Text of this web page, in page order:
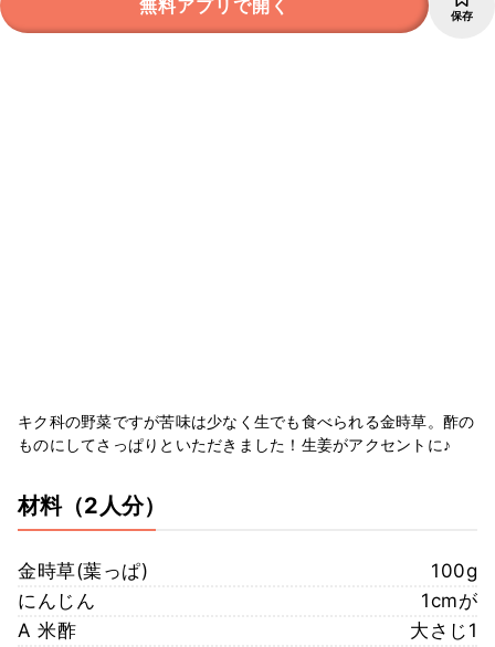
無料アプリで開く 保存
キク科の野菜ですが苦味は少なく生でも食べられる金時草。酢の
ものにしてさっぱりといただきました！生姜がアクセントに♪
材料（2人分）
金時草(葉っぱ)
100g
にんじん
1cmが
A 米酢
大さじ1